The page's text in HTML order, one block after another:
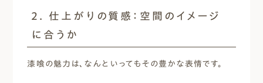
2. 仕上がりの質感：空間のイメージ
に合うか
漆喰の魅力は、なんといってもその豊かな表情です。